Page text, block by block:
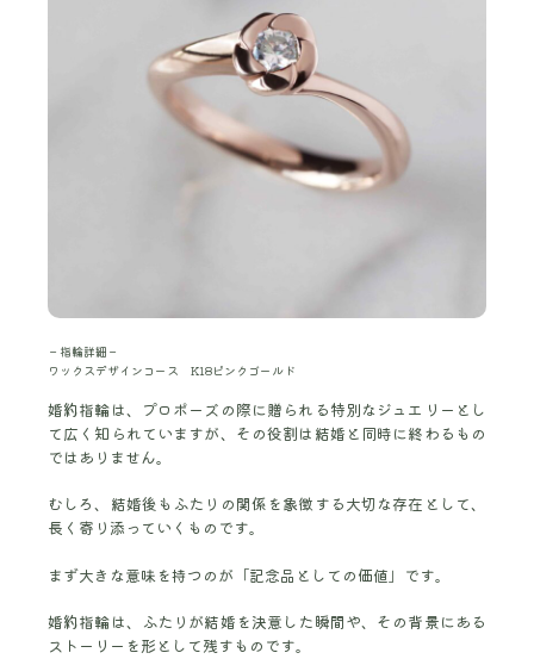
－指輪詳細－
ワックスデザインコース K18ピンクゴールド
婚約指輪は、プロポーズの際に贈られる特別なジュエリーとし
て広く知られていますが、その役割は結婚と同時に終わるもの
ではありません。
むしろ、結婚後もふたりの関係を象徴する大切な存在として、
長く寄り添っていくものです。
まず大きな意味を持つのが「記念品としての価値」です。
婚約指輪は、ふたりが結婚を決意した瞬間や、その背景にある
ストーリーを形として残すものです。